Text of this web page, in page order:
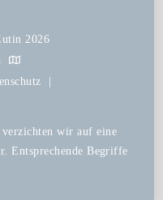
2026
|
wir auf eine
Entsprechende Begriffe